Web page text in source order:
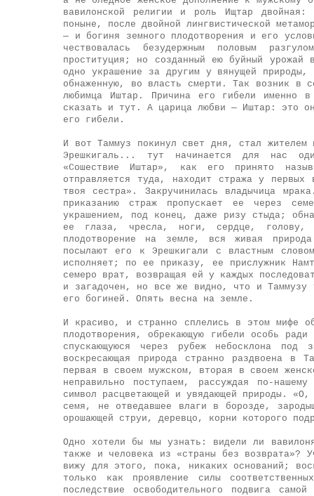
вавилонской религии и роль Ищтар
поныне, после двойной лингвистической
— и богиня земного плодотворения и его
чествовалась безудержным половым
проституция; но созданный ею буйный урожай
одно украшение за другим у вянущей
обнаженную, во власть смерти. Так возник в
любимца Иштар. Причина его гибели именно
сказать и тут. А царица любви — Иштар: это
его гибели.
И вот Таммуз покинул свет дня, стал жителем
Эрешкигаль... тут начинается для нас
«Сошествие Иштар», как его принято
отправляется туда, находит стража у
твоя сестра». Закручинилась владычица
приказанию страж пропускает ее через
украшением, под конец, даже ризу стыда;
ее глаза, чресла, ноги, сердце, голову,
плодотворение на земле, вся живая
посылают его к Эрешкигали с властным
исполняет; по ее приказу, ее прислужник
семеро врат, возвращая ей у каждых
и загадочен, но все же видно, что и Таммузу
его богиней. Опять весна на земле.
И красиво, и странно сплелись в этом мифе
плодотворения, обрекающую гибели особь
спускающуюся через рубеж небосклона под
воскресающая природа странно
первая в своем мужском, вторая в своем
неправильно поступаем, рассуждая по-
символ расцветающей и увядающей природы.
семя, не отведавшее влаги в борозде,
орошающей струи, деревцо, корни которого
Одно хотели бы мы узнать: видели ли
также и человека из «страны без возврата»?
вижу для этого, пока, никаких оснований;
только как проявление силы
последствие освободительного подвига